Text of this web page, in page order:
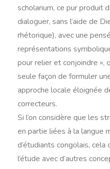
scholarium, ce pur produit
dialoguer, sans l’aide de
rhétorique), avec une
représentations
pour relier et conjoindre »,
seule façon de formuler
approche locale éloignée
correcteurs.
Si l’on considère que les
en partie liées à la langue
d’étudiants congolais,
l’étude avec d’autres